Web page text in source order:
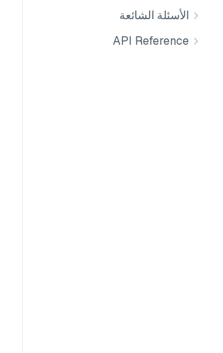
الأسئلة الشائعة
API Reference